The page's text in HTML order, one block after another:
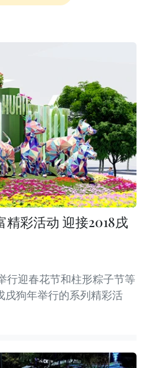
彩活动 迎接2018戌
行迎春花节和柱形粽子节等
戌狗年举行的系列精彩活